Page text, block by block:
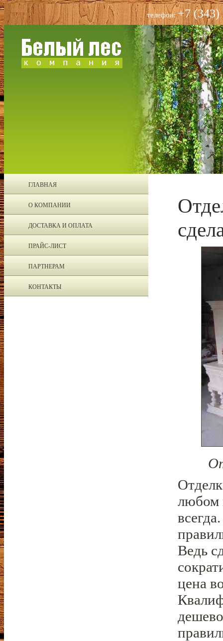
телефон:+7 (343)
ГЛАВНАЯ
О КОМПАНИИ
ДОСТАВКА И ОПЛАТА
ПРАЙС-ЛИСТ
ПАРТНЕРАМ
КОНТАКТЫ
любом
Ведь
цена